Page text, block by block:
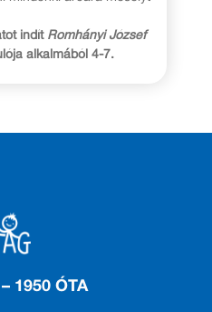
indít Romhányi József
alkalmából 4-7.
1950 ÓTA